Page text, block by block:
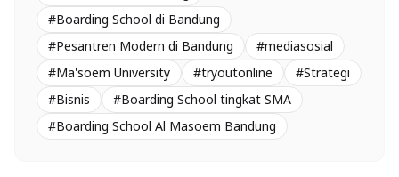
#Boarding School di Bandung
#Pesantren Modern di Bandung
#mediasosial
#Ma'soem University
#tryoutonline
#Strategi
#Bisnis
#Boarding School tingkat SMA
#Boarding School Al Masoem Bandung